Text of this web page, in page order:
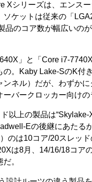
Xシリーズは、エンス
ケットは従来の「
品のコア数が幅広いの
」と「Core i7-
の。Kaby Lake-SのK付
ネル）だが、わずか
バークロッカー向けの
以上の製品は“Skylake-
Eの後継にあたる
のは10コア/20スレッド
は8月、14/16/18コア
。